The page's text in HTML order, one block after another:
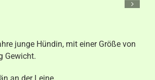
junge Hündin, mit einer Größe von
Gewicht.